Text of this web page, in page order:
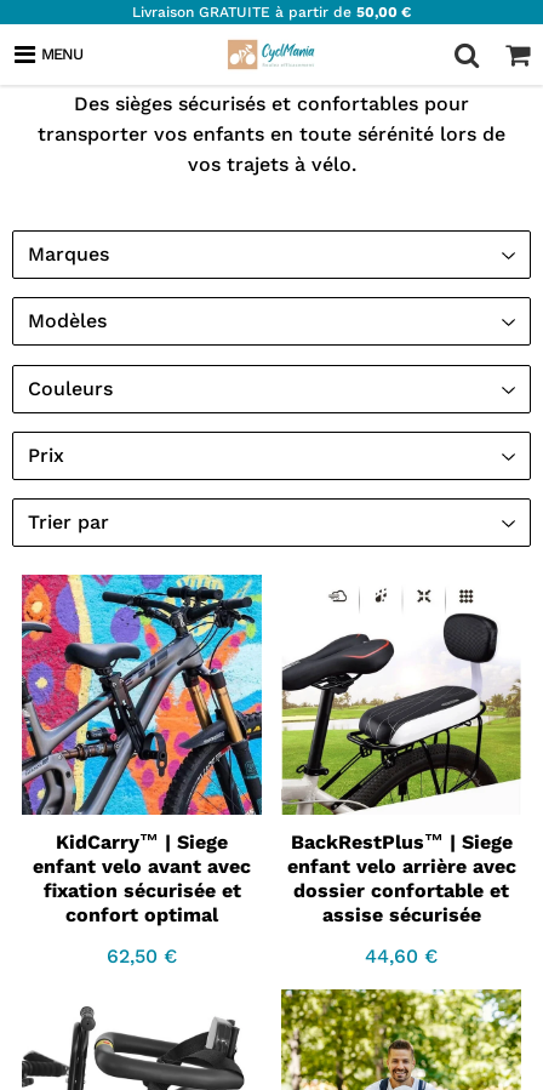
Livraison GRATUITE à partir de 50,00 €
MENU SIÈGES ENFANTS VÉLO
Des sièges sécurisés et confortables pour
transporter vos enfants en toute sérénité lors de
vos trajets à vélo.
KidCarry™ | Siege
enfant velo avant avec
fixation sécurisée et
confort optimal
Prix
62,50 €
BackRestPlus™ | Siege
enfant velo arrière avec
dossier confortable et
assise sécurisée
Prix
44,60 €